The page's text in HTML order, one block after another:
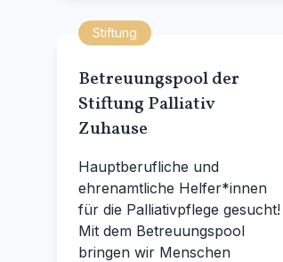
Stiftung
Betreuungspool der
Stiftung Palliativ
Zuhause
Hauptberufliche und
ehrenamtliche Helfer*innen
für die Palliativpflege gesucht!
Mit dem Betreuungspool
bringen wir Menschen